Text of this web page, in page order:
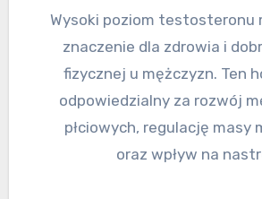
Wysoki poziom testosteronu ma kluczowe
znaczenie dla zdrowia i
fizycznej u mężczyzn. Ten
odpowiedzialny za rozwój
płciowych, regulację masy
oraz wpływ na